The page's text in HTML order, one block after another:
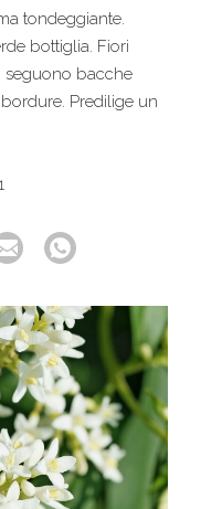
tondeggiante.
bottiglia. Fiori
seguono bacche
Predilige un